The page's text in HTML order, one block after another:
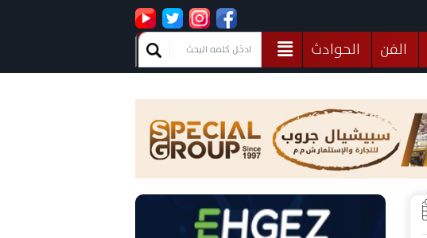
الفن
الحوادث
منوعات